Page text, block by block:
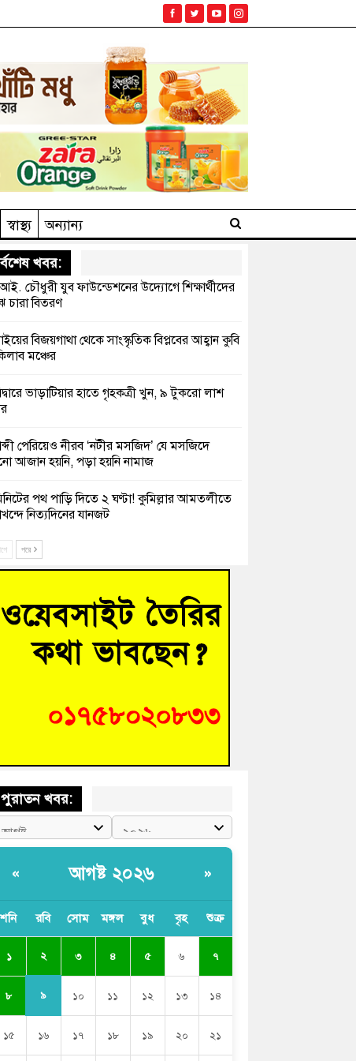
স্বাস্থ্য
অন্যান্য
খবর:
চৌধুরী যুব ফাউন্ডেশনের উদ্যোগে শিক্ষার্থীদের
চারা বিতরণ
বিজয়গাথা থেকে সাংস্কৃতিক বিপ্লবের আহ্বান কুবি
মঞ্চের
ভাড়াটিয়ার হাতে গৃহকত্রী খুন, ৯ টুকরো লাশ
পেরিয়েও নীরব ‘নটীর মসজিদ’ যে মসজিদে
আজান হয়নি, পড়া হয়নি নামাজ
পথ পাড়ি দিতে ২ ঘণ্টা! কুমিল্লার আমতলীতে
নিত্যদিনের যানজট
তিন সভাপতির স্মরণ সভা করলো কুমিল্লা প্রেসক্লাব
নিখোঁজের ৩ দিন পর ফিশারির পুকুরে
মরদেহ উদ্ধার
আপনাদের ছাড়বে না-সাক্কু
আলোচনা সভা ও পুরস্কার বিতরণ
পরে
পুরাতন খবর:
« আগষ্ট ২০২৬ »
শনি রবি সোম মঙ্গল বুধ বৃহ শুক্র
১ ২ ৩ ৪ ৫ ৬ ৭
৮ ৯ ১০ ১১ ১২ ১৩ ১৪
১৫ ১৬ ১৭ ১৮ ১৯ ২০ ২১